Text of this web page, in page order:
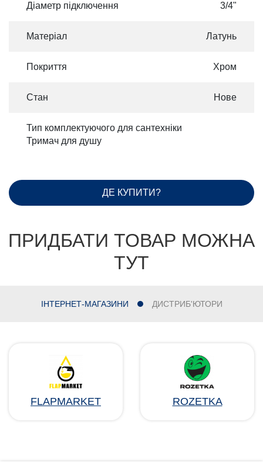
Діаметр підключення 3/4"
Матеріал Латунь
Покриття Хром
Стан Нове
Тип комплектуючого для сантехніки
Тримач для душу
ДЕ КУПИТИ?
ПРИДБАТИ ТОВАР МОЖНА
ТУТ
ІНТЕРНЕТ-МАГАЗИНИ ДИСТРИБ'ЮТОРИ
FLAPMARKET ROZETKA